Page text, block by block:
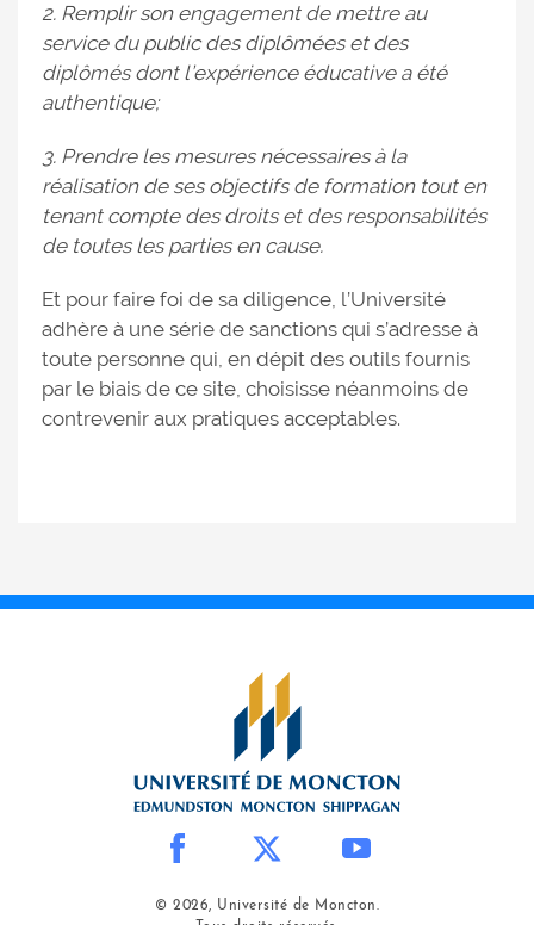
2. Remplir son engagement de mettre au
service du public des diplômées et des
diplômés dont l’expérience éducative a été
authentique;
3. Prendre les mesures nécessaires à la
réalisation de ses objectifs de formation tout en
tenant compte des droits et des responsabilités
de toutes les parties en cause.
Et pour faire foi de sa diligence, l’Université
adhère à une série de sanctions qui s’adresse à
toute personne qui, en dépit des outils fournis
par le biais de ce site, choisisse néanmoins de
contrevenir aux pratiques acceptables.
© 2026, Université de Moncton.